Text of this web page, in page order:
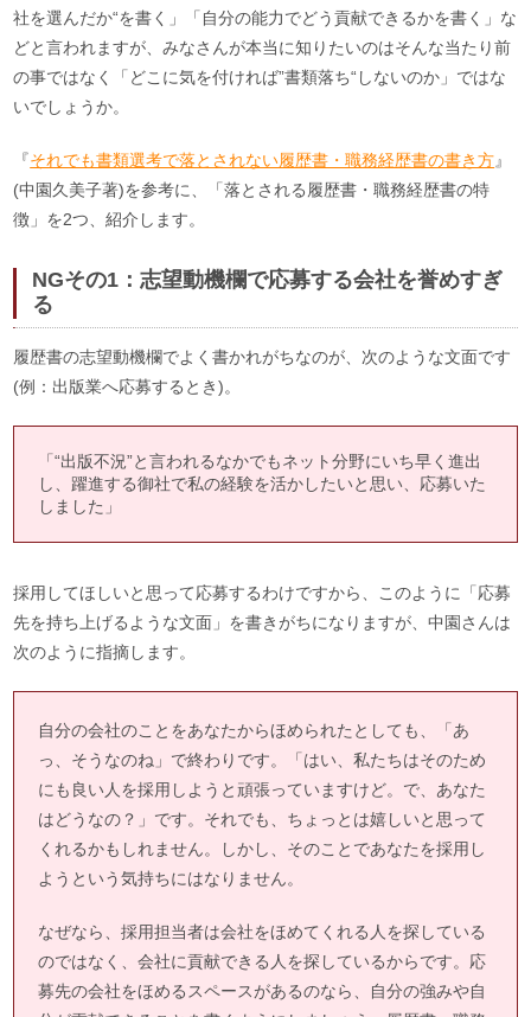
社を選んだか“を書く」「自分の能力でどう貢献できるかを書く」な
どと言われますが、みなさんが本当に知りたいのはそんな当たり前
の事ではなく「どこに気を付ければ”書類落ち“しないのか」ではな
いでしょうか。
『それでも書類選考で落とされない履歴書・職務経歴書の書き方』
(中園久美子著)を参考に、「落とされる履歴書・職務経歴書の特
徴」を2つ、紹介します。
NGその1：志望動機欄で応募する会社を誉めすぎ
る
履歴書の志望動機欄でよく書かれがちなのが、次のような文面です
(例：出版業へ応募するとき)。
「“出版不況”と言われるなかでもネット分野にいち早く進出
し、躍進する御社で私の経験を活かしたいと思い、応募いた
しました」
採用してほしいと思って応募するわけですから、このように「応募
先を持ち上げるような文面」を書きがちになりますが、中園さんは
次のように指摘します。
自分の会社のことをあなたからほめられたとしても、「あ
っ、そうなのね」で終わりです。「はい、私たちはそのため
にも良い人を採用しようと頑張っていますけど。で、あなた
はどうなの？」です。それでも、ちょっとは嬉しいと思って
くれるかもしれません。しかし、そのことであなたを採用し
ようという気持ちにはなりません。
なぜなら、採用担当者は会社をほめてくれる人を探している
のではなく、会社に貢献できる人を探しているからです。応
募先の会社をほめるスペースがあるのなら、自分の強みや自